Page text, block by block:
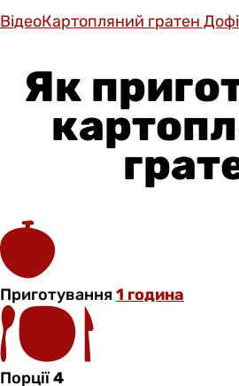
ВідеоКартопляний гратен
Як
Приготування1 година
Порції4